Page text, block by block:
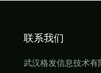
联系我们
武汉格发信息技术有